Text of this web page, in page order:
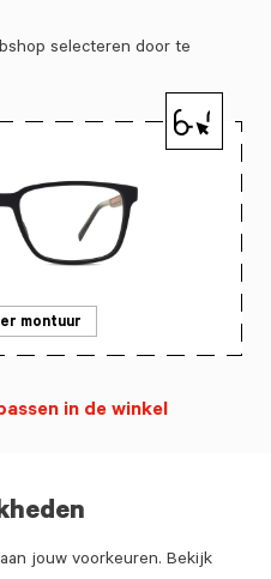
jouw voorkeuren. Bekijk
selecteren door te
montuur
in de winkel